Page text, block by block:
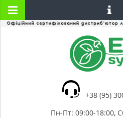
+38 (95)
Пн-Пт: 09:00-18:00,